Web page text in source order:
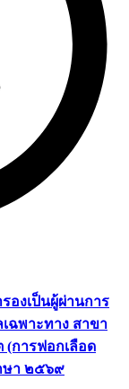
องเป็นผู้ผ่านการ
ฉพาะทาง สาขา
(การฟอกเลือด
ษา ๒๕๖๙